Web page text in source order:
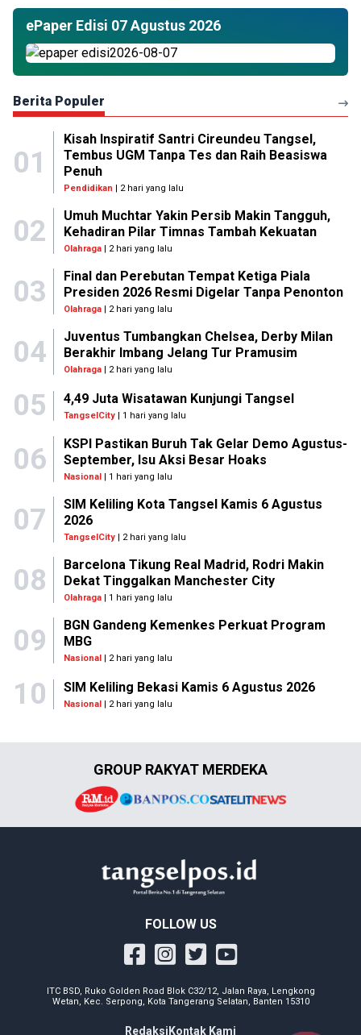
ePaper Edisi 07 Agustus 2026
Berita Populer
01
Kisah Inspiratif Santri Cireundeu Tangsel,
Tembus UGM Tanpa Tes dan Raih Beasiswa
Penuh
Pendidikan | 2 hari yang lalu
02
Umuh Muchtar Yakin Persib Makin Tangguh,
Kehadiran Pilar Timnas Tambah Kekuatan
Olahraga| 2 hari yang lalu
03
Final dan Perebutan Tempat Ketiga Piala
Presiden 2026 Resmi Digelar Tanpa Penonton
Olahraga| 2 hari yang lalu
04
Juventus Tumbangkan Chelsea, Derby Milan
Berakhir Imbang Jelang Tur Pramusim
Olahraga| 2 hari yang lalu
05 4,49 Juta Wisatawan Kunjungi Tangsel
TangselCity | 1 hari yang lalu
06
KSPI Pastikan Buruh Tak Gelar Demo Agustus-
September, Isu Aksi Besar Hoaks
Nasional| 1 hari yang lalu
07
SIM Keliling Kota Tangsel Kamis 6 Agustus
2026
TangselCity| 2 hari yang lalu
08
Barcelona Tikung Real Madrid, Rodri Makin
Dekat Tinggalkan Manchester City
Olahraga| 1 hari yang lalu
09
BGN Gandeng Kemenkes Perkuat Program
MBG
Nasional| 2 hari yang lalu
10 SIM Keliling Bekasi Kamis 6 Agustus 2026
Nasional | 2 hari yang lalu
GROUP RAKYAT MERDEKA
FOLLOW US
ITC BSD, Ruko Golden Road Blok C32/12, Jalan Raya, Lengkong
Wetan, Kec. Serpong, Kota Tangerang Selatan, Banten 15310
Redaksi Kontak Kami